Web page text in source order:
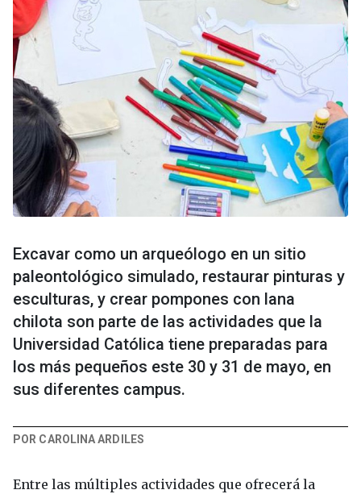
Excavar como un arqueólogo en un sitio
paleontológico simulado, restaurar pinturas y
esculturas, y crear pompones con lana
chilota son parte de las actividades que la
Universidad Católica tiene preparadas para
los más pequeños este 30 y 31 de mayo, en
sus diferentes campus.
POR CAROLINA ARDILES
Entre las múltiples actividades que ofrecerá la